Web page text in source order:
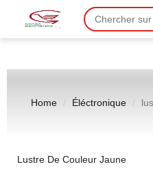
Home Éléctronique
Lustre De Couleur Jaune